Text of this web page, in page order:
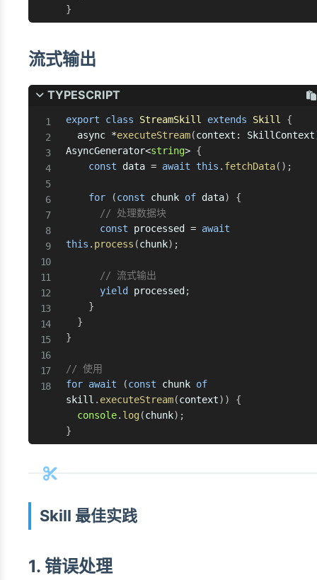
}
流式输出
TYPESCRIPT
export class StreamSkill extends Skill
{
  async
*executeStream(context : SkillContext
AsyncGenerator<string> {
const data = await this . fetchData( ) ;
for (const chunk of data)
{
// 处理数据块
const processed = await
this . process (chunk) ;
// 流式输出
yield
processed ;
}
}
}
// 使用
for await (const chunk of
skill . executeStream(context) )
{
console. log (chunk) ;
}
Skill 最佳实践
1. 错误处理